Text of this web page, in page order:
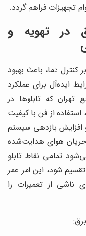
تجهیزات فراهم گردد.
در تهویه و
کنترل دما، باعث بهبود
ایده‌آل برای عملکرد
تهران که تابلوها در
از فن با کیفیت
بازدهی سیستم
جریان هوای هدایت‌شده
تمامی نقاط تابلو
شود، این امر عمر
ناشی از تعمیرات را